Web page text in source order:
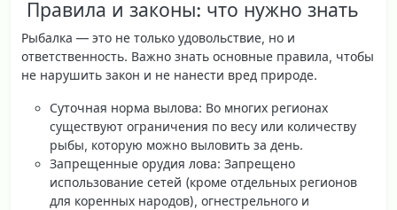
️ Правила и законы: что нужно знать
Рыбалка — это не только удовольствие, но и
ответственность. Важно знать основные правила, чтобы
не нарушить закон и не нанести вред природе.
Суточная норма вылова: Во многих регионах
существуют ограничения по весу или количеству
рыбы, которую можно выловить за день.
Запрещенные орудия лова: Запрещено
использование сетей (кроме отдельных регионов
для коренных народов), огнестрельного и